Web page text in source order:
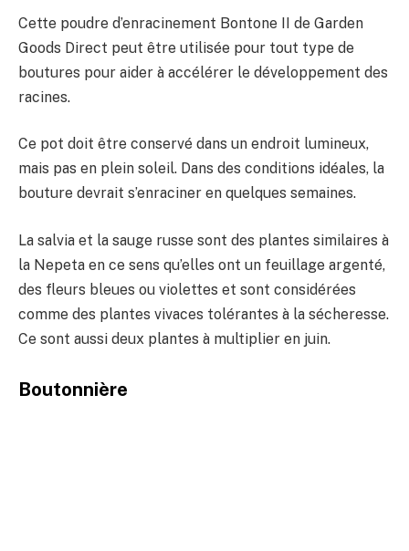
Cette poudre d’enracinement Bontone II de Garden
Goods Direct peut être utilisée pour tout type de
boutures pour aider à accélérer le développement des
racines.
Ce pot doit être conservé dans un endroit lumineux,
mais pas en plein soleil. Dans des conditions idéales, la
bouture devrait s’enraciner en quelques semaines.
La salvia et la sauge russe sont des plantes similaires à
la Nepeta en ce sens qu’elles ont un feuillage argenté,
des fleurs bleues ou violettes et sont considérées
comme des plantes vivaces tolérantes à la sécheresse.
Ce sont aussi deux plantes à multiplier en juin.
Boutonnière